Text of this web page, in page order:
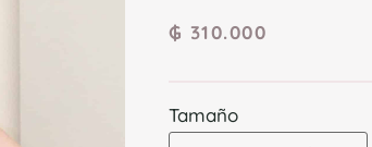
₲ 310.000
Tamaño